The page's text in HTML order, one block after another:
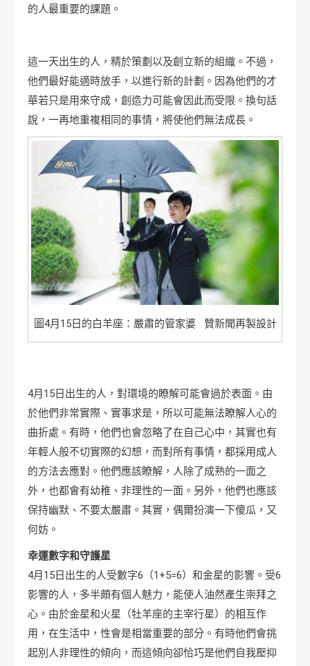
的人最重要的課題。
這一天出生的人，精於策劃以及創立新的組織。不過，
他們最好能適時放手，以進行新的計劃。因為他們的才
華若只是用來守成，創造力可能會因此而受限。換句話
說，一再地重複相同的事情，將使他們無法成長。
圖4月15日的白羊座：嚴肅的管家婆 贊新聞再製設計
4月15日出生的人，對環境的瞭解可能會過於表面。由
於他們非常實際、實事求是，所以可能無法瞭解人心的
曲折處。有時，他們也會忽略了在自己心中，其實也有
年輕人般不切實際的幻想，而對所有事情，都採用成人
的方法去應對。他們應該瞭解，人除了成熟的一面之
外，也都會有幼稚、非理性的一面。另外，他們也應該
保持幽默、不要太嚴肅。其實，偶爾扮演一下傻瓜，又
何妨。
幸運數字和守護星
4月15日出生的人受數字6（1+5=6）和金星的影響。受6
影響的人，多半頗有個人魅力，能使人油然產生崇拜之
心。由於金星和火星（牡羊座的主宰行星）的相互作
用，在生活中，性會是相當重要的部分。有時他們會挑
起別人非理性的傾向，而這傾向卻恰巧是他們自我壓抑